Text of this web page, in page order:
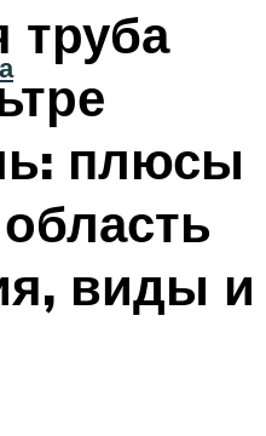
труба
плюсы
виды и